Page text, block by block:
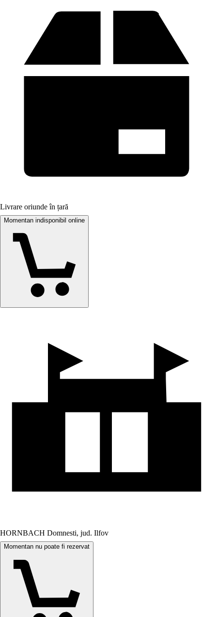
Livrare oriunde în țară
Momentan indisponibil online
HORNBACH Domnesti, jud. Ilfov
Momentan nu poate fi rezervat